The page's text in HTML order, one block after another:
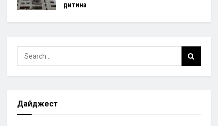
дитина
Дайджест